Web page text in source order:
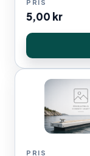
5,00 kr